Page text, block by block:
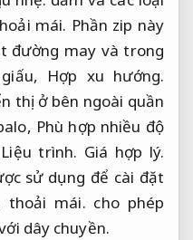
mái. Phần zip này
đường may và trong
Hợp xu hướng.
thị ở bên ngoài quần
Phù hợp nhiều độ
Liệu trình. Giá hợp lý.
sử dụng để cài đặt
thoải mái. cho phép
dây chuyền.